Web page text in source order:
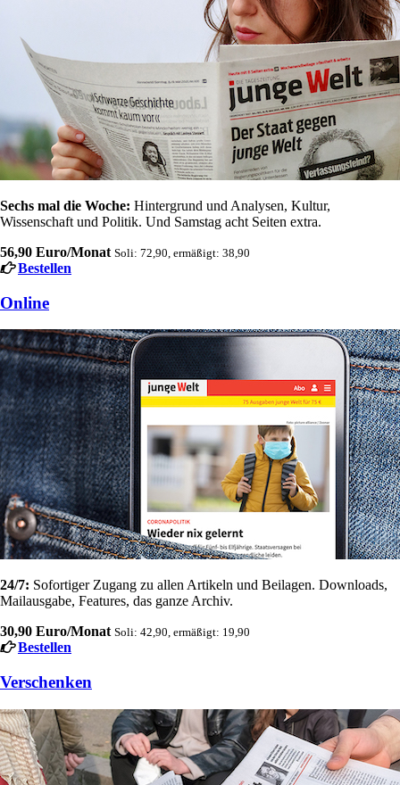
Sechs mal die Woche: Hintergrund und Analysen, Kultur,
Wissenschaft und Politik. Und Samstag acht Seiten extra.
56,90 Euro/Monat Soli: 72,90, ermäßigt: 38,90
Bestellen
Online
24/7: Sofortiger Zugang zu allen Artikeln und Beilagen. Downloads,
Mailausgabe, Features, das ganze Archiv.
30,90 Euro/Monat Soli: 42,90, ermäßigt: 19,90
Bestellen
Verschenken